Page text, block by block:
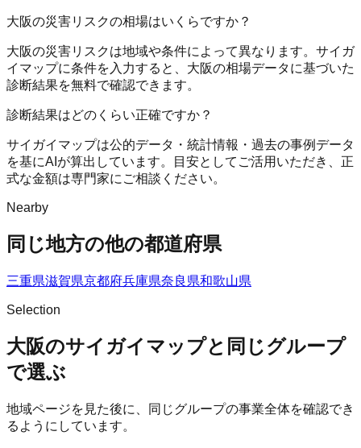
大阪の災害リスクの相場はいくらですか？
大阪の災害リスクは地域や条件によって異なります。サイガ
イマップに条件を入力すると、大阪の相場データに基づいた
診断結果を無料で確認できます。
診断結果はどのくらい正確ですか？
サイガイマップは公的データ・統計情報・過去の事例データ
を基にAIが算出しています。目安としてご活用いただき、正
式な金額は専門家にご相談ください。
Nearby
同じ地方の他の都道府県
三重県滋賀県京都府兵庫県奈良県和歌山県
Selection
大阪のサイガイマップと同じグループ
で選ぶ
地域ページを見た後に、同じグループの事業全体を確認でき
るようにしています。